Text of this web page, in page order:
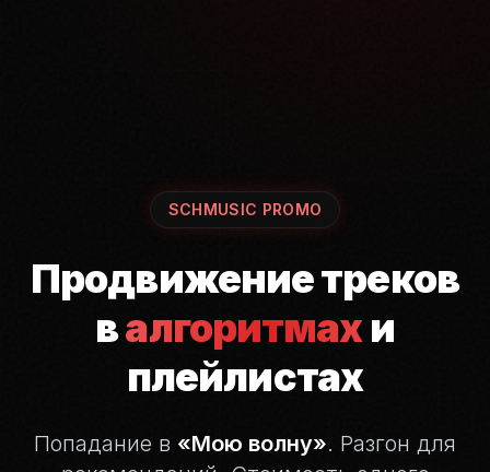
SCHMUSIC PROMO
Продвижение треков
валгоритмахи
плейлистах
Попадание в «Мою волну». Разгон для